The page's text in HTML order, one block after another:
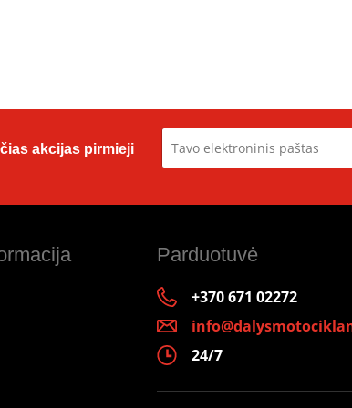
akcijas pirmieji
Parduotuvė
+370 671 02272
24/7